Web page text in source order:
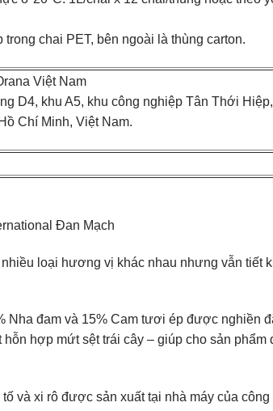
chai PET, bên ngoài là thùng carton.
Việt Nam
D4, khu A5, khu công nghiệp Tân Thới Hiệp,
Chí Minh, Việt Nam.
Đan Mạch
loại hương vị khác nhau nhưng vẫn tiết
Nha đam và 15% Cam tươi ép được nghiền
hợp mứt sệt trái cây – giúp cho sản phẩm
và xi rô được sản xuất tại nhà máy của công